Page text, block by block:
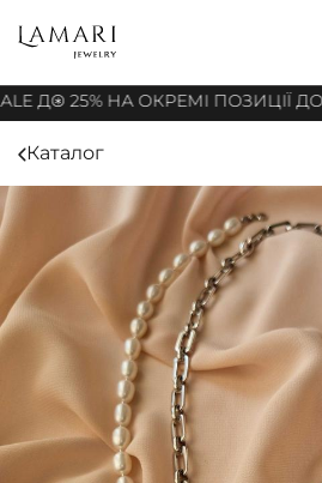
ДО 25% НА ОКРЕМІ ПОЗИЦІЇ ДО
Каталог